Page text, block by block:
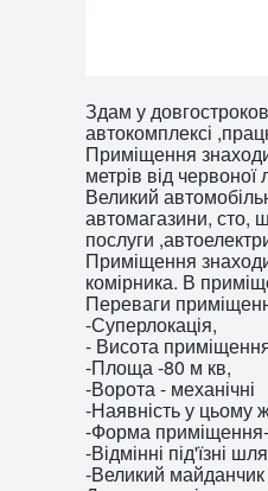
Здам у
автокомплексі
Приміщення
метрів від
Великий
автомагазини, сто,
послуги
Приміщення
комірника. В
Переваги
-Суперлокація,
- Висота
-Площа -80 м кв,
-Ворота - механічні
-Наявність у цьому
-Форма
-Відмінні під'їзні
-Великий